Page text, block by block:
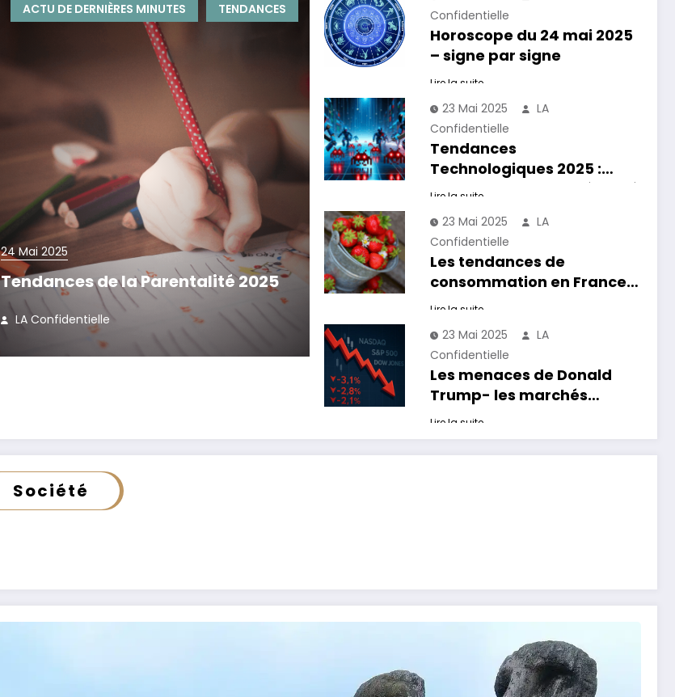
ACTU DE DERNIÈRES MINUTES TENDANCES
24 Mai 2025
Tendances de la Parentalité 2025
LA Confidentielle
Confidentielle
Horoscope du 24 mai 2025
– signe par signe
Lire la suite
23 Mai 2025
LA
Confidentielle
Tendances
Technologiques 2025 :
Comment l’IA et la Sécurité
Lire la suite
23 Mai 2025
LA
Confidentielle
Les tendances de
consommation en France
en 2025
Lire la suite
23 Mai 2025
LA
Confidentielle
Les menaces de Donald
Trump- les marchés
paniquent …encore
Lire la suite
Société